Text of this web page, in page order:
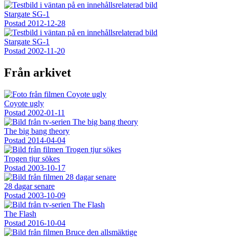
Stargate SG-1
Postad 2012-12-28
Stargate SG-1
Postad 2002-11-20
Från arkivet
Coyote ugly
Postad 2002-01-11
The big bang theory
Postad 2014-04-04
Trogen tjur sökes
Postad 2003-10-17
28 dagar senare
Postad 2003-10-09
The Flash
Postad 2016-10-04